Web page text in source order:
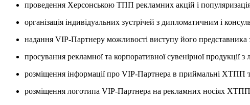
проведення Херсонською ТПП рекламних акцій і популяризація
організація індивідуальних зустрічей з дипломатичним і
надання VIP-Партнеру можливості виступу його
просування рекламної та корпоративної сувенірної
розміщення інформації про VIP-Партнера в приймальні ХТПП
розміщення логотипа VIP-Партнера на рекламних носіях